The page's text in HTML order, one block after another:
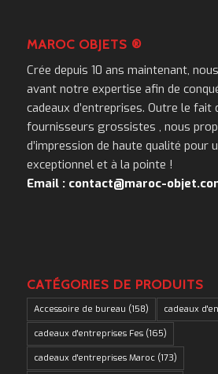
MAROC OBJETS ®
Crée depuis 10 ans maintenant,
avant notre expertise afin de
cadeaux d’entreprises. Outre le fait
fournisseurs grossistes , nous
d’impression de haute qualité pour
exceptionnel et à la pointe !
Email : contact@maroc-
CATÉGORIES DE PRODUITS
Accessoire de bureau (158) cadeaux
cadeaux d'entreprises Fes(165)
cadeaux d'entreprises Maroc(173)